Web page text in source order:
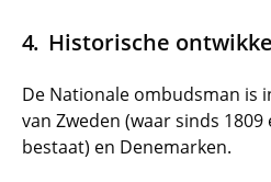
Historische
De Nationale ombudsman is
van Zweden (waar sinds
bestaat) en Denemarken.